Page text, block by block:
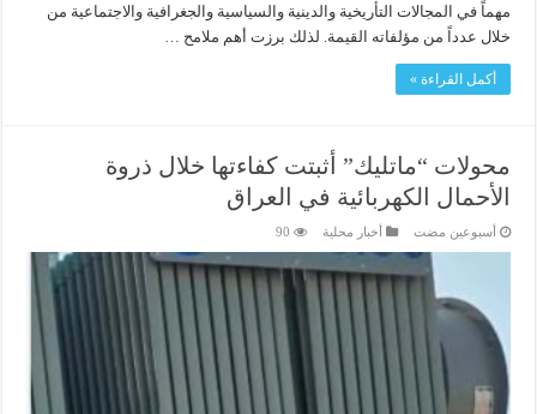
مهماً في المجالات التأريخية والدينية والسياسية والجغرافية والاجتماعية من
خلال عدداً من مؤلفاته القيمة. لذلك برزت أهم ملامح …
أكمل القراءة »
محولات “ماتليك” أثبتت كفاءتها خلال ذروة
الأحمال الكهربائية في العراق
‏أسبوعين مضت أخبار محلية 90